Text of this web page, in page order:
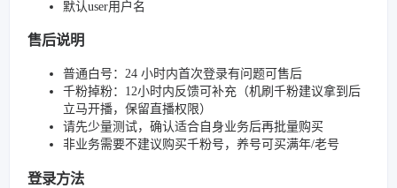
默认user用户名
售后说明
普通白号：24 小时内首次登录有问题可售后
千粉掉粉：12小时内反馈可补充（机刷千粉建议拿到后
立马开播，保留直播权限）
请先少量测试，确认适合自身业务后再批量购买
非业务需要不建议购买千粉号，养号可买满年/老号
登录方法